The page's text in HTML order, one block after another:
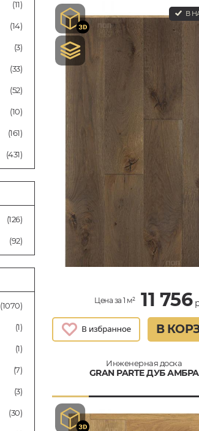
(11)
(14)
(3)
(33)
(52)
(10)
(161)
(431)
(126)
(92)
(1070)
(1)
(1)
(7)
(3)
(30)
В
Цена за 1 м² 11 756
В
Инженерная доска
GRAN PARTE ДУБ АМБРА